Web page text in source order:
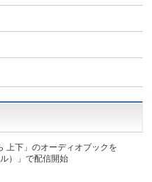
上下」のオーディオブックを
）」で配信開始